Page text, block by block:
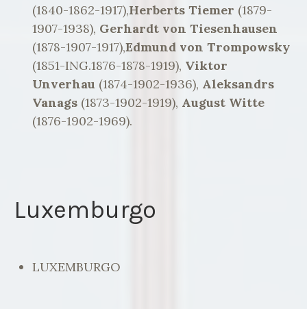
(1840-1862-1917),Herberts Tiemer (1879-
1907-1938), Gerhardt von Tiesenhausen
(1878-1907-1917),Edmund von Trompowsky
(1851-ING.1876-1878-1919), Viktor
Unverhau (1874-1902-1936), Aleksandrs
Vanags (1873-1902-1919), August Witte
(1876-1902-1969).
Luxemburgo
LUXEMBURGO